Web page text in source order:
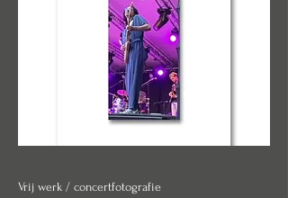
Vrij werk / concertfotografie